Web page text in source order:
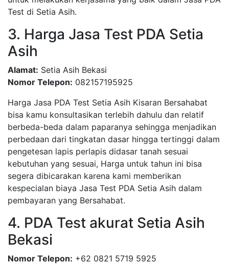
Test di Setia Asih.
3. Harga Jasa Test PDA Setia
Asih
Alamat: Setia Asih Bekasi
Nomor Telepon: 082157195925
Harga Jasa PDA Test Setia Asih Kisaran Bersahabat
bisa kamu konsultasikan terlebih dahulu dan relatif
berbeda-beda dalam paparanya sehingga menjadikan
perbedaan dari tingkatan dasar hingga tertinggi dalam
pengetesan lapis perlapis didasar tanah sesuai
kebutuhan yang sesuai, Harga untuk tahun ini bisa
segera dibicarakan karena kami memberikan
kespecialan biaya Jasa Test PDA Setia Asih dalam
pembayaran yang Bersahabat.
4. PDA Test akurat Setia Asih
Bekasi
Nomor Telepon: +62 0821 5719 5925